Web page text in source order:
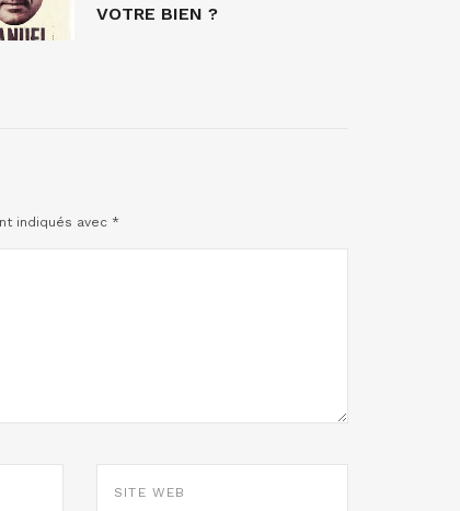
VOTRE BIEN ?
indiqués avec *
WEB